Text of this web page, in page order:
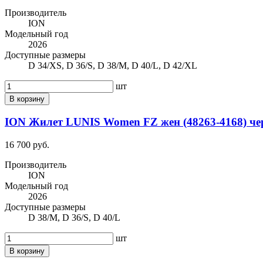
Производитель
ION
Модельный год
2026
Доступные размеры
D 34/XS, D 36/S, D 38/M, D 40/L, D 42/XL
шт
В корзину
ION Жилет LUNIS Women FZ жен (48263-4168)
16 700 руб.
Производитель
ION
Модельный год
2026
Доступные размеры
D 38/M, D 36/S, D 40/L
шт
В корзину